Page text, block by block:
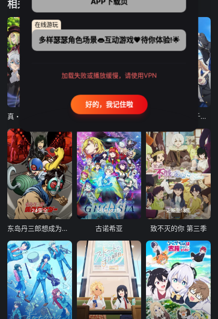
相关推荐
东京猫猫 NEW～♡ 弹珠汽水瓶里的千岁同学
24集全
东岛丹三郎想成为假面骑士
更新至21集
古诺希亚
更新至18集
致不灭的你 第三季
在线游玩
多样瑟瑟角色场景👄互动游戏💗待你体验!🌟
加载失败或播放缓慢，请使用VPN
好的，我记住啦